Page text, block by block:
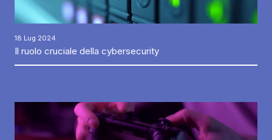
18 Lug 2024
Il ruolo cruciale della cybersecurity